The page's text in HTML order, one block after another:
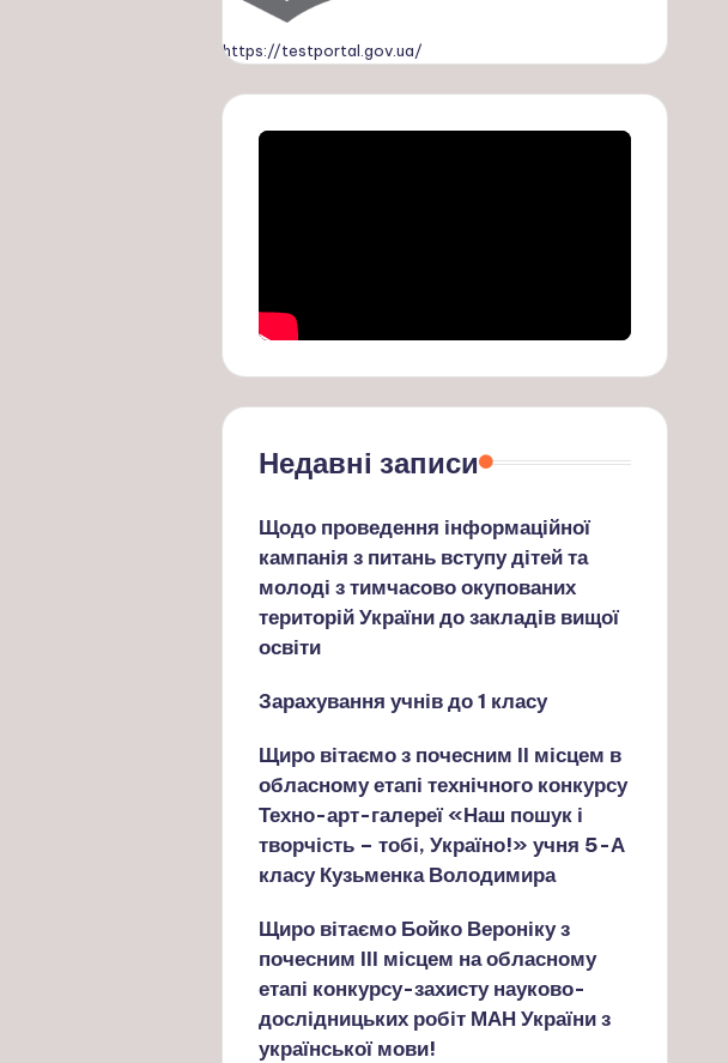
https://testportal.gov.ua/
Недавні записи
Щодо проведення інформаційної
кампанія з питань вступу дітей та
молоді з тимчасово окупованих
територій України до закладів вищої
освіти
Зарахування учнів до 1 класу
Щиро вітаємо з почесним ІІ місцем в
обласному етапі технічного конкурсу
Техно-арт-галереї «Наш пошук і
творчість – тобі, Україно!» учня 5-А
класу Кузьменка Володимира
Щиро вітаємо Бойко Вероніку з
почесним ІІІ місцем на обласному
етапі конкурсу-захисту науково-
дослідницьких робіт МАН України з
української мови!